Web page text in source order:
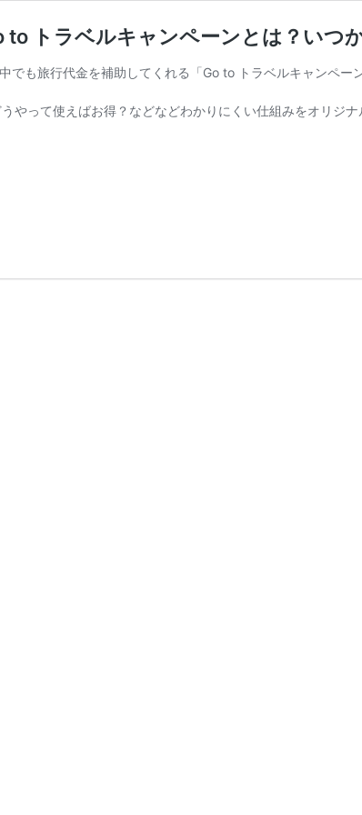
トラベルキャンペーンとは？いつ
でも旅行代金を補助してくれる「Go to トラベルキャンペ
やって使えばお得？などなどわかりにくい仕組みをオリジナ